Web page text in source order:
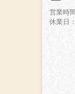
営業時
休業日